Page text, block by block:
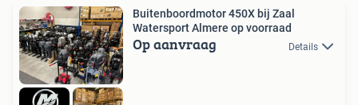
Buitenboordmotor 450X bij Zaal
Watersport Almere op voorraad
Op aanvraag Details